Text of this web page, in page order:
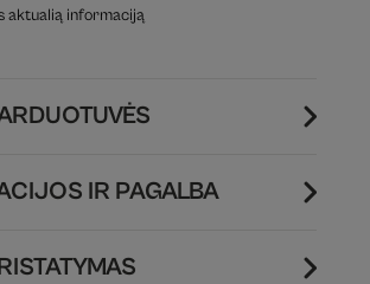
aktualią informaciją
IR PAGALBA